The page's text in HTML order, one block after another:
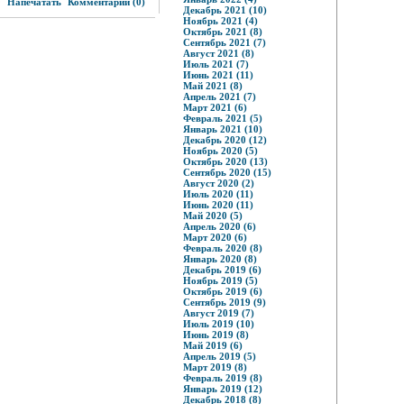
Декабрь 2021 (10)
Ноябрь 2021 (4)
Октябрь 2021 (8)
Сентябрь 2021 (7)
Август 2021 (8)
Июль 2021 (7)
Июнь 2021 (11)
Май 2021 (8)
Апрель 2021 (7)
Март 2021 (6)
Февраль 2021 (5)
Январь 2021 (10)
Декабрь 2020 (12)
Ноябрь 2020 (5)
Октябрь 2020 (13)
Сентябрь 2020 (15)
Август 2020 (2)
Июль 2020 (11)
Июнь 2020 (11)
Май 2020 (5)
Апрель 2020 (6)
Март 2020 (6)
Февраль 2020 (8)
Январь 2020 (8)
Декабрь 2019 (6)
Ноябрь 2019 (5)
Октябрь 2019 (6)
Сентябрь 2019 (9)
Август 2019 (7)
Июль 2019 (10)
Июнь 2019 (8)
Май 2019 (6)
Апрель 2019 (5)
Март 2019 (8)
Февраль 2019 (8)
Январь 2019 (12)
Декабрь 2018 (8)